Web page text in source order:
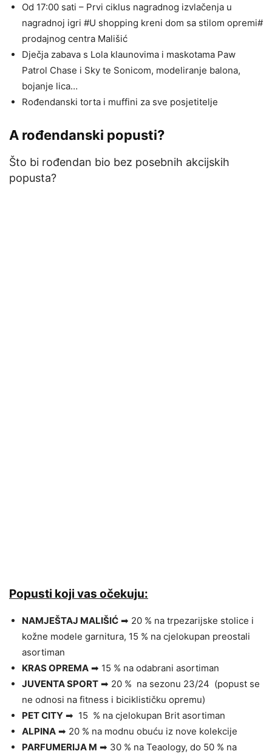
Od 17:00 sati – Prvi ciklus nagradnog izvlačenja u
nagradnoj igri #U shopping kreni dom sa stilom opremi#
prodajnog centra Mališić
Dječja zabava s Lola klaunovima i maskotama Paw
Patrol Chase i Sky te Sonicom, modeliranje balona,
bojanje lica…
Rođendanski torta i muffini za sve posjetitelje
A rođendanski popusti?
Što bi rođendan bio bez posebnih akcijskih
popusta?
Popusti koji vas očekuju:
NAMJEŠTAJ MALIŠIĆ ➡ 20 % na trpezarijske stolice i
kožne modele garnitura, 15 % na cjelokupan preostali
asortiman
KRAS OPREMA ➡ 15 % na odabrani asortiman
JUVENTA SPORT ➡ 20 % na sezonu 23/24 (popust se
ne odnosi na fitness i biciklističku opremu)
PET CITY ➡ 15 % na cjelokupan Brit asortiman
ALPINA ➡ 20 % na modnu obuću iz nove kolekcije
PARFUMERIJA M ➡ 30 % na Teaology, do 50 % na